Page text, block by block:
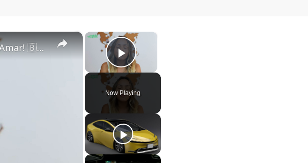
×
Play Video
Now Playing
×
5 Destinos Baratos no Brasil Para Conhecer e Amar! 🇧🇷✨